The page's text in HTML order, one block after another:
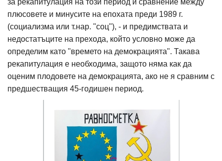
за рекапитулация на този период и сравнение между
плюсовете и минусите на епохата преди 1989 г.
(социализма или т.нар. "соц"), - и предимствата и
недостатъците на прехода, който условно може да
определим като "времето на демокрацията". Такава
рекапитулация е необходима, защото няма как да
оценим плодовете на демокрацията, ако не я сравним с
предшестващия 45-годишен период.